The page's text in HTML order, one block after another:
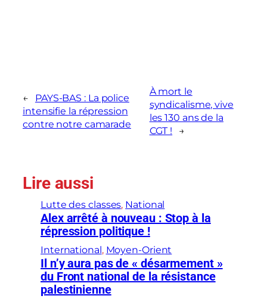
←
PAYS-BAS : La police
intensifie la répression
contre notre camarade
À mort le
syndicalisme, vive
les 130 ans de la
CGT !
→
Lire aussi
Lutte des classes, National
Alex arrêté à nouveau : Stop à la
répression politique !
International , Moyen-Orient
Il n’y aura pas de « désarmement »
du Front national de la résistance
palestinienne